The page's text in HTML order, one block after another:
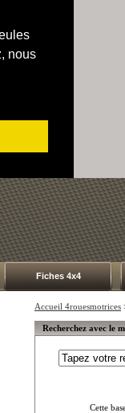
nous
Fiches 4x4
Accueil 4rouesmotrices
Recherchez avec le
Cette